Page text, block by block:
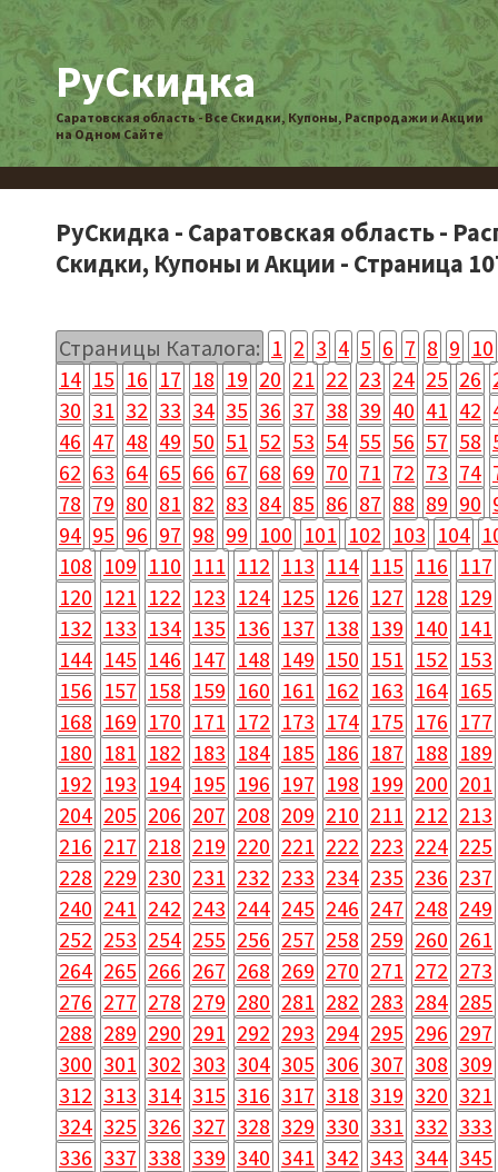
РуСкидка
Саратовская область - Все Скидки, Купоны, Распродажи и Акции
на Одном Сайте
РуСкидка - Саратовская область -
Скидки, Купоны и Акции - Страница
Страницы Каталога: 1 2 3 4 5 6 7 8 9 10
14 15 16 17 18 19 20 21 22 23 24 25 26
30 31 32 33 34 35 36 37 38 39 40 41 42
46 47 48 49 50 51 52 53 54 55 56 57 58
62 63 64 65 66 67 68 69 70 71 72 73 74
78 79 80 81 82 83 84 85 86 87 88 89 90
94 95 96 97 98 99 100 101 102 103 104
108 109 110 111 112 113 114 115 116 117
120 121 122 123 124 125 126 127 128 129
132 133 134 135 136 137 138 139 140 141
144 145 146 147 148 149 150 151 152 153
156 157 158 159 160 161 162 163 164 165
168 169 170 171 172 173 174 175 176 177
180 181 182 183 184 185 186 187 188 189
192 193 194 195 196 197 198 199 200 201
204 205 206 207 208 209 210 211 212 213
216 217 218 219 220 221 222 223 224 225
228 229 230 231 232 233 234 235 236 237
240 241 242 243 244 245 246 247 248 249
252 253 254 255 256 257 258 259 260 261
264 265 266 267 268 269 270 271 272 273
276 277 278 279 280 281 282 283 284 285
288 289 290 291 292 293 294 295 296 297
300 301 302 303 304 305 306 307 308 309
312 313 314 315 316 317 318 319 320 321
324 325 326 327 328 329 330 331 332 333
336 337 338 339 340 341 342 343 344 345